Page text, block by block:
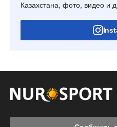
Казахстана, фото, видео и